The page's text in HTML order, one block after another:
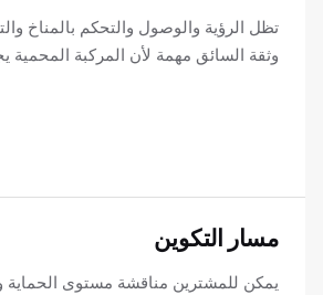
تظل الرؤية والوصول والتحكم بالمناخ
وثقة السائق مهمة لأن المركبة المحمية
مسار التكوين
يمكن للمشترين مناقشة مستوى الحماية